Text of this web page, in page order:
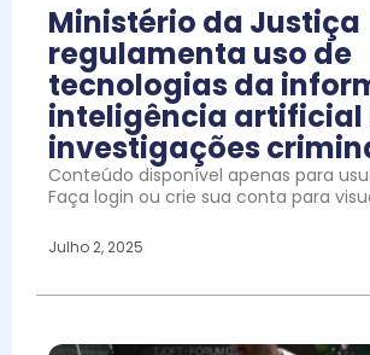
Ministério da Justiça
regulamenta uso de
tecnologias da
inteligência artificial
investigações
Conteúdo disponível apenas para
Faça login ou crie sua conta para
Julho 2, 2025